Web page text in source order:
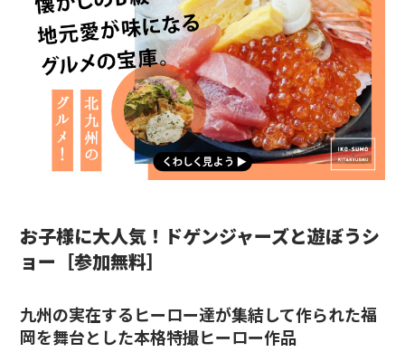
お子様に大人気！ドゲンジャーズと遊ぼうシ
ョー［参加無料］
九州の実在するヒーロー達が集結して作られた福
岡を舞台とした本格特撮ヒーロー作品